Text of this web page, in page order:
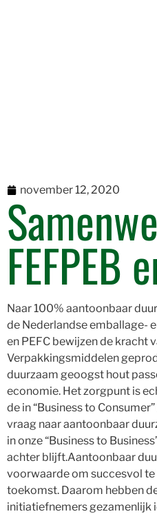
november 12, 2020
FEFPEB
Naar 100% aantoonbaar
de Nederlandse emballage-
en PEFC bewijzen de kracht
Verpakkingsmiddelen
duurzaam geoogst hout
economie. Het zorgpunt is
de in “Business to
vraag naar aantoonbaar
in onze “Business to
achter blijft.Aantoonbaar
voorwaarde om succesvol te
toekomst. Daarom hebben
initiatiefnemers gezamenlijk